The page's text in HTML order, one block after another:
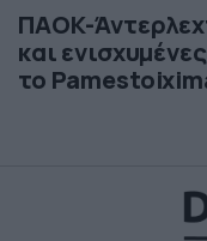
ΠΑΟΚ-
και
το